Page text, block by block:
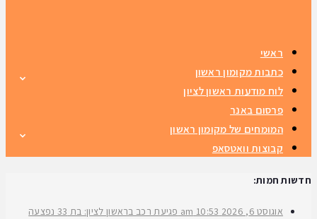
ראשי
כתבות מקומון ראשון
לוח מודעות ראשון לציון
פרסום באנר
המומחים של מקומון ראשון
קבוצות וואטסאפ
חדשות חמות:
אוגוסט 6, 2026 10:53 am
פגיעת רכב בראשון לציון: בת 33 נפצעה